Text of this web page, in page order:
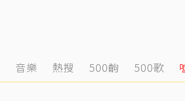
音樂 熱搜 500齣 500歌